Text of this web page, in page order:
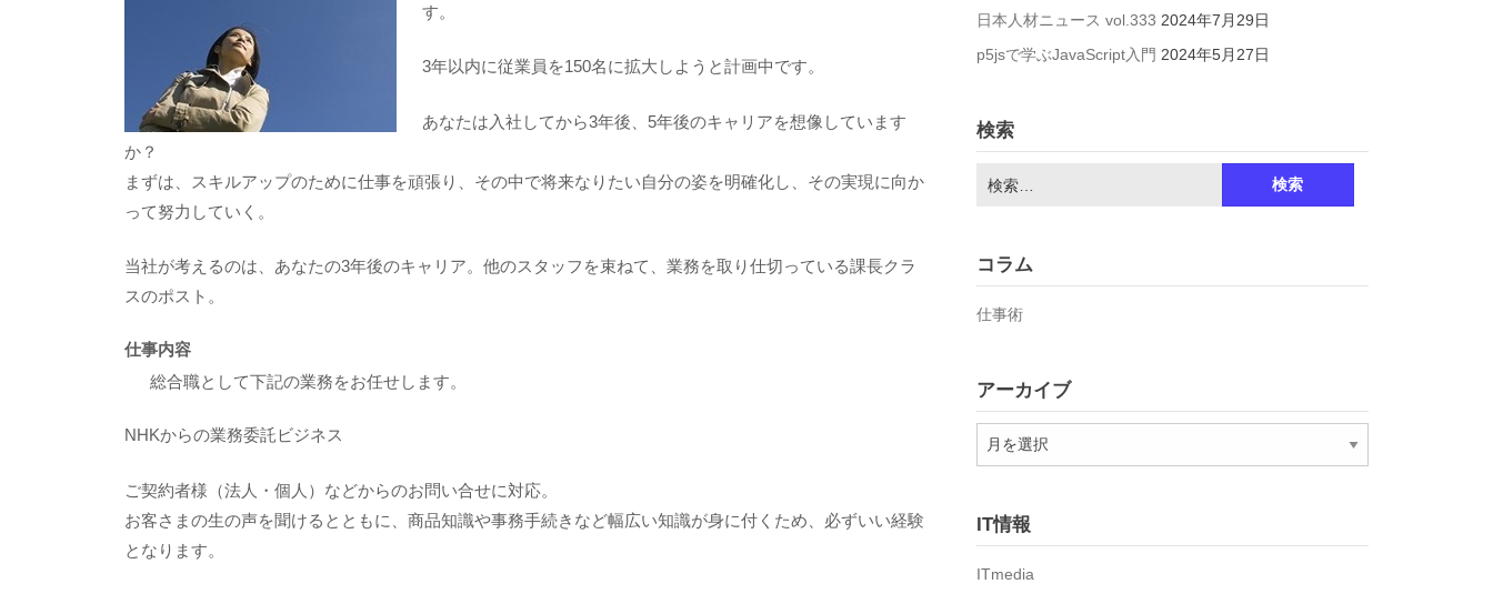
す。
3年以内に従業員を150名に拡大しようと計画中です。
あなたは入社してから3年後、5年後のキャリアを想像しています
か？
まずは、スキルアップのために仕事を頑張り、その中で将来なりたい自分の姿を明確化し、その実現に向か
って努力していく。
当社が考えるのは、あなたの3年後のキャリア。他のスタッフを束ねて、業務を取り仕切っている課長クラ
スのポスト。
仕事内容
総合職として下記の業務をお任せします。
NHKからの業務委託ビジネス
ご契約者様（法人・個人）などからのお問い合せに対応。
お客さまの生の声を聞けるとともに、商品知識や事務手続きなど幅広い知識が身に付くため、必ずいい経験
となります。
日本人材ニュース vol.333 2024年7月29日
p5jsで学ぶJavaScript入門 2024年5月27日
検索
検
索:
コラム
仕事術
アーカイブ
ア
ー
ブIT情報
ITmedia